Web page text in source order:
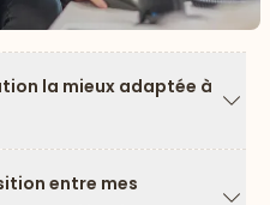
la mieux adaptée à
entre mes